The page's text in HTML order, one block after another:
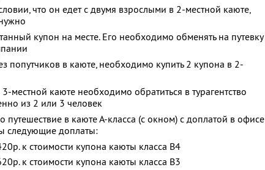
что он едет с двумя взрослыми в 2-местной каюте,
купон на месте. Его необходимо обменять на путевку
попутчиков в каюте, необходимо купить 2 купона в 2-
местной каюте необходимо обратиться в турагентство
из 2 или 3 человек
в каюте А-класса (с окном) с доплатой в офисе
следующие доплаты:
к стоимости купона каюты класса В4
к стоимости купона каюты класса В3